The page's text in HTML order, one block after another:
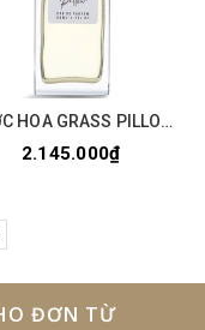
HOA GRASS PILLOW
50ML
2.145.000₫
ĐƠN TỪ